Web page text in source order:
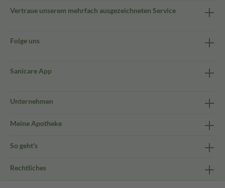
Vertraue unserem mehrfach ausgezeichneten Service
Folge uns
Sanicare App
Unternehmen
Meine Apotheke
So geht's
Rechtliches